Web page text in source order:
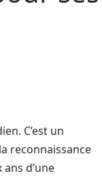
C’est un
reconnaissance
d’une